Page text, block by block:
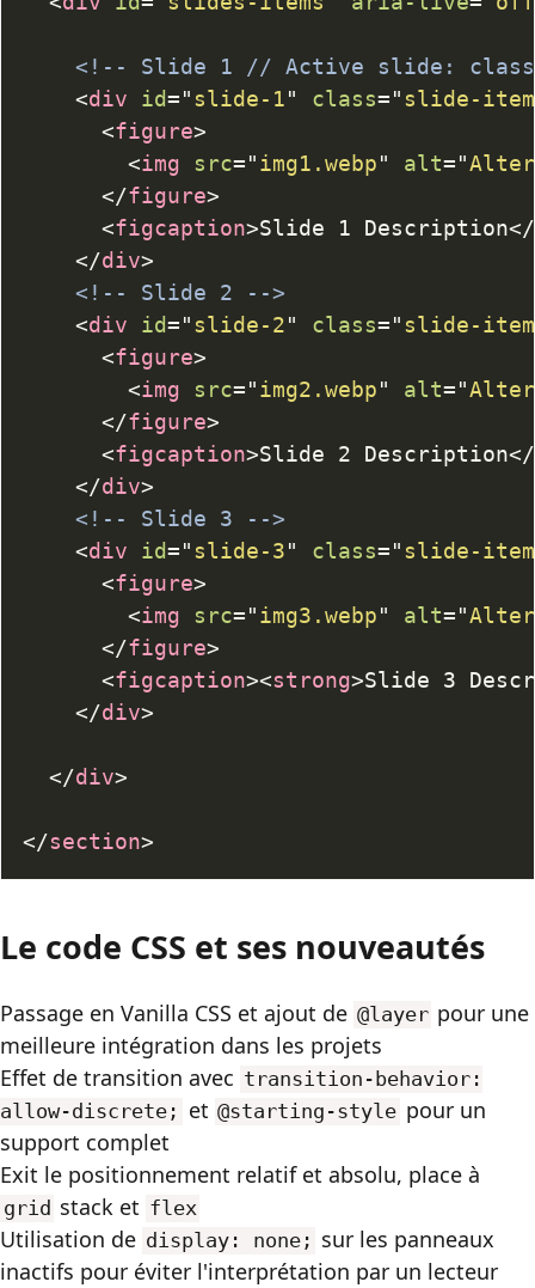
<!-- Slide 1 // Active slide:
<div id="slide-1" class="slide-
<figure>
<img src="img1.webp" alt="
</figure>
<figcaption>Slide 1 Description</
</div>
<!-- Slide 2 -->
<div id="slide-2" class="slide-item
<figure>
<img src="img2.webp" alt="
</figure>
<figcaption>Slide 2 Description</
</div>
<!-- Slide 3 -->
<div id="slide-3" class="slide-item
<figure>
<img src="img3.webp" alt="
</figure>
<figcaption><strong>Slide 3
</div>
</div>
</section>
Le code CSS et ses nouveautés
Passage en Vanilla CSS et ajout de @layer pour une
meilleure intégration dans les projets
Effet de transition avec transition-behavior:
allow-discrete; et @starting-style pour un
support complet
Exit le positionnement relatif et absolu, place à
grid stack et flex
Utilisation de display: none; sur les panneaux
inactifs pour éviter l'interprétation par un lecteur